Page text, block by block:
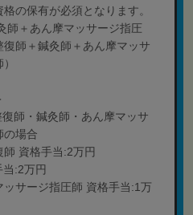
の保有が必須となります。
師＋あん摩マッサージ指圧
復師＋鍼灸師＋あん摩マッサ
師・鍼灸師・あん摩マッサ
の場合
資格手当:2万円
:2万円
サージ指圧師 資格手当:1万